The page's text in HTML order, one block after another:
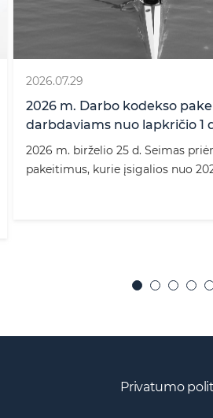
2026.07.29
2026 m. Darbo kodekso
darbdaviams nuo lapkričio 1
2026 m. birželio 25 d. Seimas
pakeitimus, kurie įsigalios nuo
Privatumo